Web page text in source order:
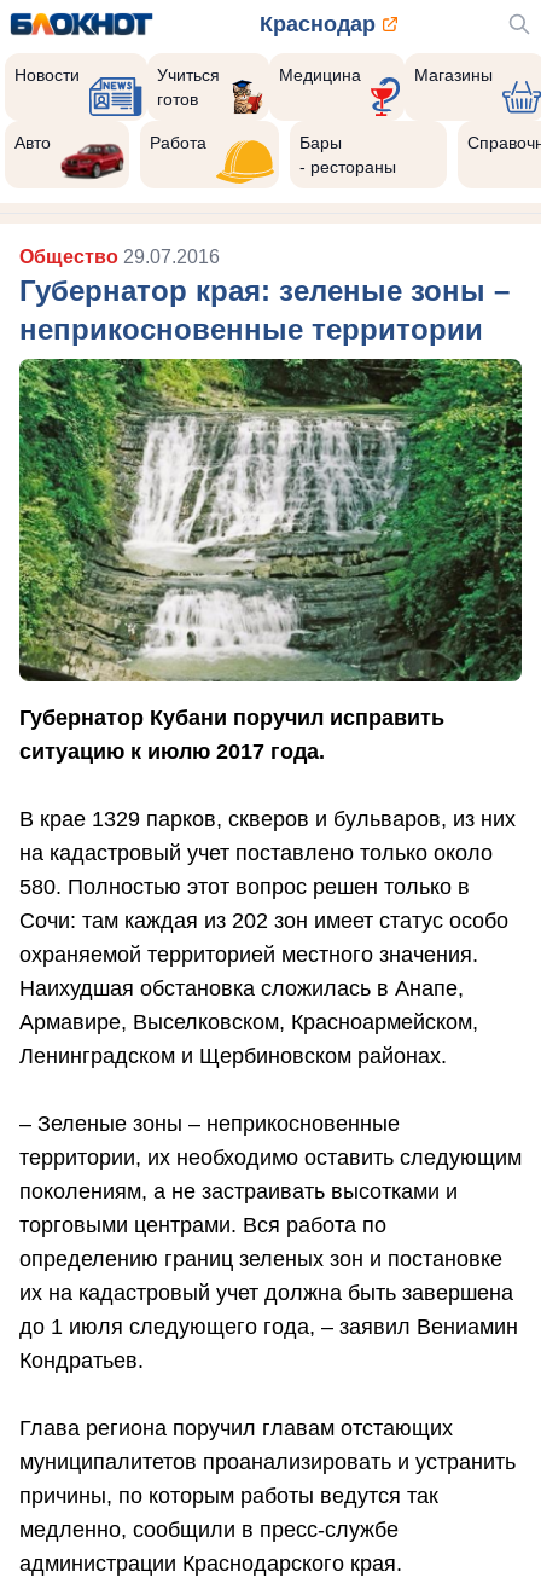
Краснодар
Новости
Учиться
готов
Медицина Магазины
Авто Работа
Бары
- рестораны
Общество 29.07.2016
Губернатор края: зеленые зоны –
неприкосновенные территории
Губернатор Кубани поручил исправить
ситуацию к июлю 2017 года.
В крае 1329 парков, скверов и бульваров, из них
на кадастровый учет поставлено только около
580. Полностью этот вопрос решен только в
Сочи: там каждая из 202 зон имеет статус особо
охраняемой территорией местного значения.
Наихудшая обстановка сложилась в Анапе,
Армавире, Выселковском, Красноармейском,
Ленинградском и Щербиновском районах.
– Зеленые зоны – неприкосновенные
территории, их необходимо оставить следующим
поколениям, а не застраивать высотками и
торговыми центрами. Вся работа по
определению границ зеленых зон и постановке
их на кадастровый учет должна быть завершена
до 1 июля следующего года, – заявил Вениамин
Кондратьев.
Глава региона поручил главам отстающих
муниципалитетов проанализировать и устранить
причины, по которым работы ведутся так
медленно, сообщили в пресс-службе
администрации Краснодарского края.